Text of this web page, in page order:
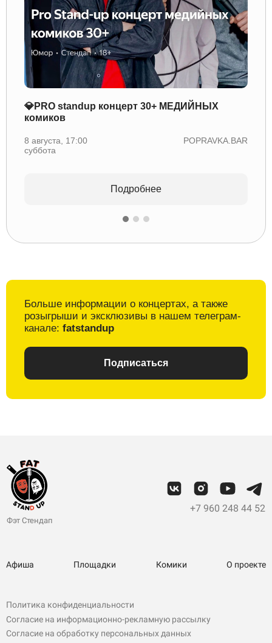
💎PRO standup концерт 30+ МЕДИЙНЫХ
комиков
8 августа, 17:00
суббота
POPRAVKA.BAR
Подробнее
Больше информации о концертах, а также
розыгрыши и эксклюзивы в нашем телеграм-
канале: fatstandup
Подписаться
Фэт Стендап
+7 960 248 44 52
Афиша Площадки Комики О проекте
Политика конфиденциальности
Согласие на информационно-рекламную рассылку
Согласие на обработку персональных данных